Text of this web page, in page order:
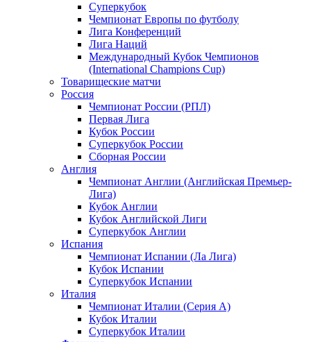
Суперкубок
Чемпионат Европы по футболу
Лига Конференций
Лига Наций
Международный Кубок Чемпионов
(International Champions Cup)
Товарищеские матчи
Россия
Чемпионат России (РПЛ)
Первая Лига
Кубок России
Суперкубок России
Сборная России
Англия
Чемпионат Англии (Английская Премьер-
Лига)
Кубок Англии
Кубок Английской Лиги
Суперкубок Англии
Испания
Чемпионат Испании (Ла Лига)
Кубок Испании
Суперкубок Испании
Италия
Чемпионат Италии (Серия А)
Кубок Италии
Суперкубок Италии